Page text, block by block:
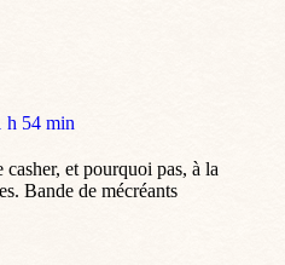
h 54 min
casher, et pourquoi pas, à la
Bande de mécréants